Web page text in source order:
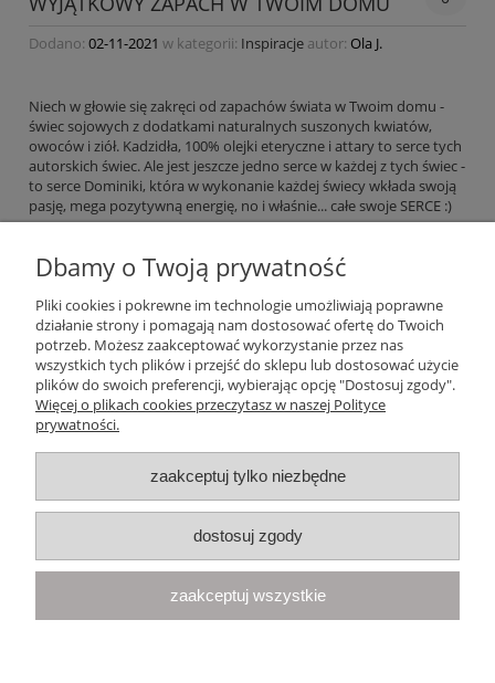
Dodano: 02-11-2021 w kategorii: Inspiracje autor: Ola J.
Niech w głowie się zakręci od zapachów świata w Twoim domu -
świec sojowych z dodatkami naturalnych suszonych kwiatów,
owoców i ziół. Kadzidła, 100% olejki eteryczne i attary to serce tych
autorskich świec. Ale jest jeszcze jedno serce w każdej z tych świec -
to serce Dominiki, która w wykonanie każdej świecy wkłada swoją
pasję, mega pozytywną energię, no i właśnie... całe swoje SERCE :)
Pomoc
Moje konto
Płatności i dostawa
Informacje
O nas
Your Space| Olimpijska 8, 86-010 Samociążek, woj. kujawsko-
Dbamy o Twoją prywatność
Pliki cookies i pokrewne im technologie umożliwiają poprawne
działanie strony i pomagają nam dostosować ofertę do Twoich
potrzeb. Możesz zaakceptować wykorzystanie przez nas
wszystkich tych plików i przejść do sklepu lub dostosować użycie
plików do swoich preferencji, wybierając opcję "Dostosuj zgody".
Więcej o plikach cookies przeczytasz w naszej Polityce
prywatności.
zaakceptuj tylko niezbędne
dostosuj zgody
zaakceptuj wszystkie